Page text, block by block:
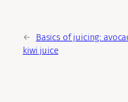
←
Basics of juicing:
kiwi juice